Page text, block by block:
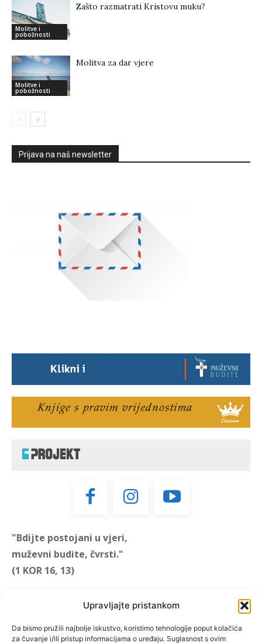
Upravljajte pristankom
Da bismo pružili najbolje iskustvo, koristimo tehnologije poput kolačića
za čuvanje i/ili pristup informacijama o uređaju. Suglasnost s ovim
Molitve i
pobožnosti
Zašto razmatrati Kristovu muku?
Molitve i
pobožnosti
Molitva za dar vjere
Prijava na naš newsletter
"Bdijte postojani u vjeri,
muževni budite, čvrsti."
(1 KOR 16, 13)
"Muževni budite" prvi je
hrvatski portal za katoličke
muškarce koji pokušava